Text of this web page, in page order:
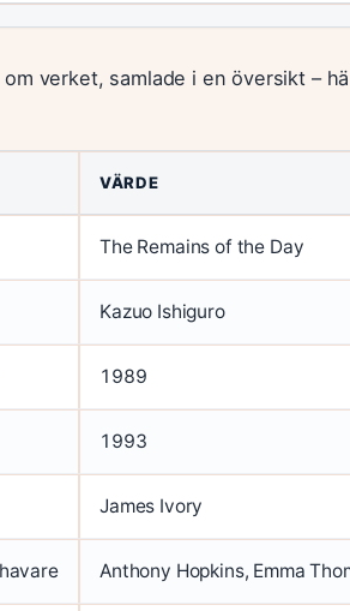
verket, samlade i en översikt –
VÄRDE
The Remains of the Day
Kazuo Ishiguro
1989
1993
James Ivory
Anthony Hopkins, Emma